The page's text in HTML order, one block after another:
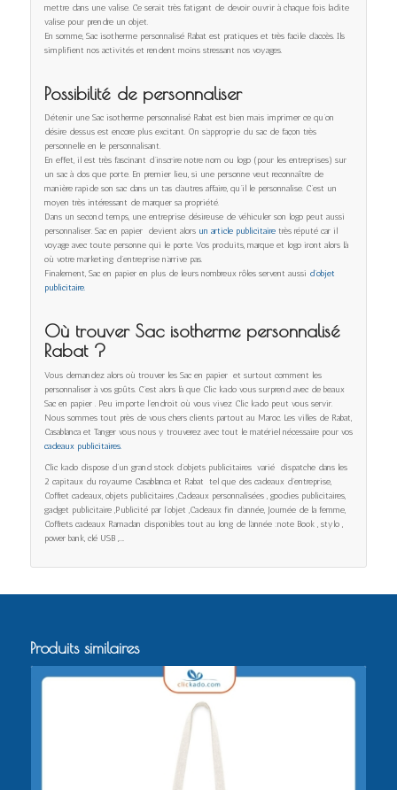
mettre dans une valise. Ce serait très fatigant de devoir ouvrir à chaque fois ladite
valise pour prendre un objet.
En somme, Sac isotherme personnalisé Rabat est pratiques et très facile d’accès. Ils
simplifient nos activités et rendent moins stressant nos voyages.
Possibilité de personnaliser
Détenir une Sac isotherme personnalisé Rabat est bien mais imprimer ce qu’on
désire dessus est encore plus excitant. On s’approprie du sac de façon très
personnelle en le personnalisant.
En effet, il est très fascinant d’inscrire notre nom ou logo (pour les entreprises) sur
un sac à dos que porte. En premier lieu, si une personne veut reconnaître de
manière rapide son sac dans un tas d’autres affaire, qu’il le personnalise. C’est un
moyen très intéressant de marquer sa propriété.
Dans un second temps, une entreprise désireuse de véhiculer son logo peut aussi
personnaliser. Sac en papier devient alors un article publicitairetrès réputé car il
voyage avec toute personne qui le porte. Vos produits, marque et logo iront alors là
où votre marketing d’entreprise n’arrive pas.
Finalement, Sac en papier en plus de leurs nombreux rôles servent aussi d’objet
publicitaire.
Où trouver Sac isotherme personnalisé
Rabat ?
Vous demandez alors où trouver les Sac en papier et surtout comment les
personnaliser à vos goûts. C’est alors là que Clic kado vous surprend avec de beaux
Sac en papier . Peu importe l’endroit où vous vivez Clic kado peut vous servir.
Nous sommes tout près de vous chers clients partout au Maroc. Les villes de Rabat,
Casablanca et Tanger vous nous y trouverez avec tout le matériel nécessaire pour vos
cadeaux publicitaires.
Clic kado dispose d’un grand stock d’objets publicitaires varié dispatche dans les
2 capitaux du royaume Casablanca et Rabat tel que des cadeaux d’entreprise,
Coffret cadeaux, objets publicitaires ,Cadeaux personnalisées , goodies publicitaires,
gadget publicitaire ,Publicité par l’objet ,Cadeaux fin d’année, Journée de la femme,
Coffrets cadeaux Ramadan disponibles tout au long de l’année :note Book , stylo ,
power bank, clé USB ,…..
Produits similaires